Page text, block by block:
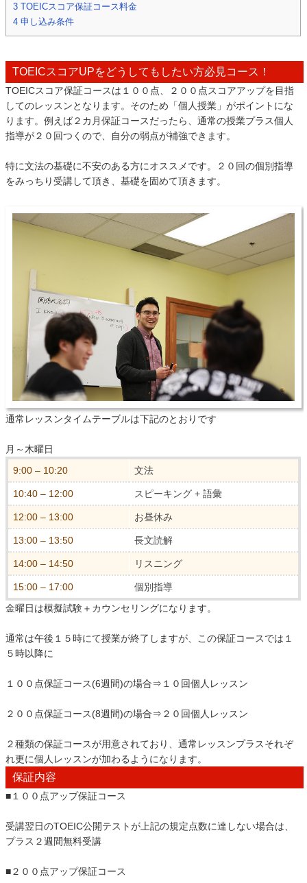
3 TOEICスコア保証コース料金
4 申し込み条件
TOEICスコアUPをどうしてもしたい方必見コース！
TOEICスコア保証コースは１００点、２００点スコアアップを目指
してのレッスンとなります。そのため「個人授業」がポイントにな
ります。例えば２カ月保証コースだったら、通常の授業プラス個人
指導が２０回つくので、自分の弱点が補強できます。
特に文法の基礎に不安のある方にオススメです。２０回の個別指導
をみっちり受講して頂き、基礎を固めて頂きます。
通常レッスンタイムテーブルは下記のとおりです
月～木曜日
9:00 – 10:20
文法
10:40 – 12:00 スピーキング + 語彙
12:00 – 13:00 お昼休み
13:00 – 13:50 長文読解
14:00 – 14:50 リスニング
15:00 – 17:00
個別指導
金曜日は模擬試験＋カウンセリングになります。
通常は午後１５時にて授業が終了しますが、この保証コースでは１
５時以降に
１００点保証コース(6週間)の場合⇒１０回個人レッスン
２００点保証コース(8週間)の場合⇒２０回個人レッスン
２種類の保証コースが用意されており、通常レッスンプラスそれぞ
れ更に個人レッスンが加わるようになります。
保証内容
■１００点アップ保証コース
受講翌日のTOEIC公開テストが上記の規定点数に達しない場合は、
プラス２週間無料受講
■２００点アップ保証コース